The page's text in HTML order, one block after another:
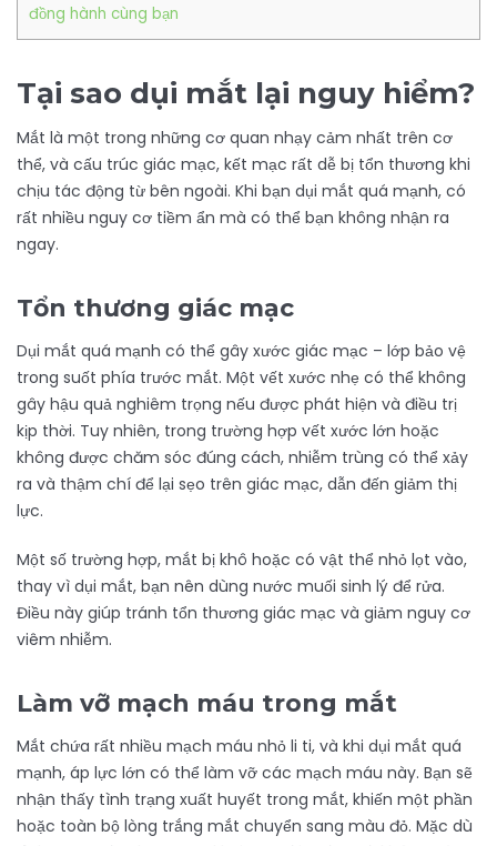
đồng hành cùng bạn
Tại sao dụi mắt lại nguy hiểm?
Mắt là một trong những cơ quan nhạy cảm nhất trên cơ
thể, và cấu trúc giác mạc, kết mạc rất dễ bị tổn thương khi
chịu tác động từ bên ngoài. Khi bạn dụi mắt quá mạnh, có
rất nhiều nguy cơ tiềm ẩn mà có thể bạn không nhận ra
ngay.
Tổn thương giác mạc
Dụi mắt quá mạnh có thể gây xước giác mạc – lớp bảo vệ
trong suốt phía trước mắt. Một vết xước nhẹ có thể không
gây hậu quả nghiêm trọng nếu được phát hiện và điều trị
kịp thời. Tuy nhiên, trong trường hợp vết xước lớn hoặc
không được chăm sóc đúng cách, nhiễm trùng có thể xảy
ra và thậm chí để lại sẹo trên giác mạc, dẫn đến giảm thị
lực.
Một số trường hợp, mắt bị khô hoặc có vật thể nhỏ lọt vào,
thay vì dụi mắt, bạn nên dùng nước muối sinh lý để rửa.
Điều này giúp tránh tổn thương giác mạc và giảm nguy cơ
viêm nhiễm.
Làm vỡ mạch máu trong mắt
Mắt chứa rất nhiều mạch máu nhỏ li ti, và khi dụi mắt quá
mạnh, áp lực lớn có thể làm vỡ các mạch máu này. Bạn sẽ
nhận thấy tình trạng xuất huyết trong mắt, khiến một phần
hoặc toàn bộ lòng trắng mắt chuyển sang màu đỏ. Mặc dù